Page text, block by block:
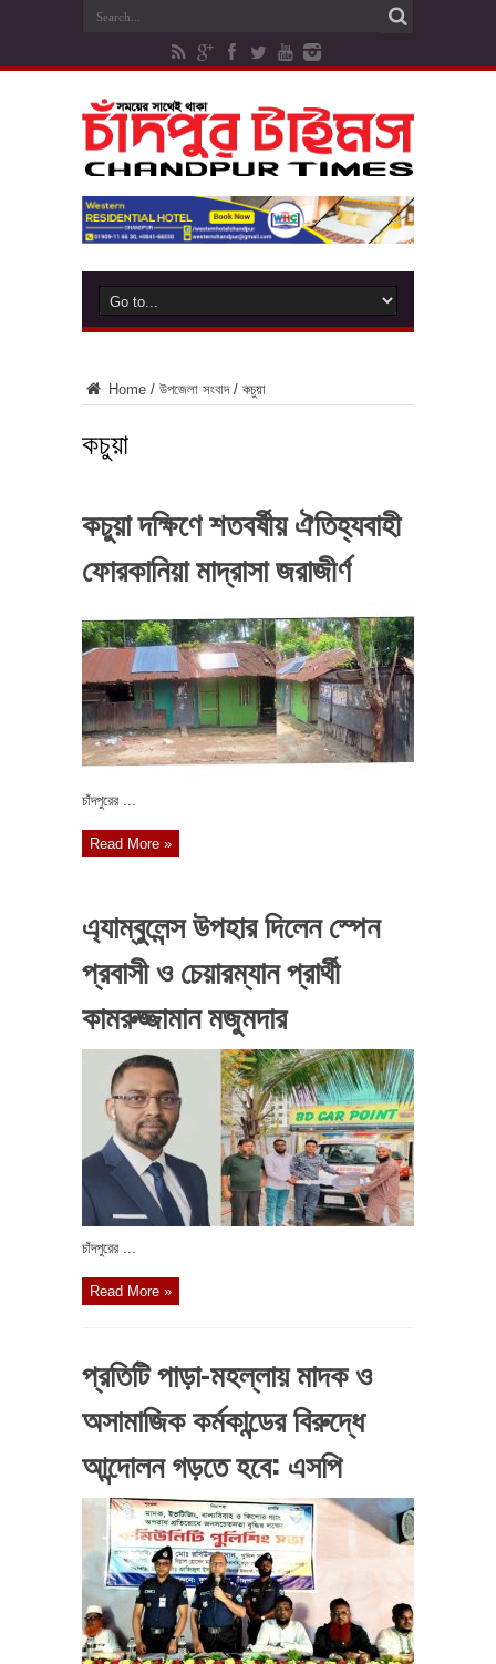
Home / উপজেলা সংবাদ / কচুয়া
কচুয়া
কচুয়া দক্ষিণে শতবর্ষীয় ঐতিহ্যবাহী
ফোরকানিয়া মাদ্রাসা জরাজীর্ণ
চাঁদপুরের ...
Read More »
এ্যাম্বুলেন্স উপহার দিলেন স্পেন
প্রবাসী ও চেয়ারম্যান প্রার্থী
কামরুজ্জামান মজুমদার
চাঁদপুরের ...
Read More »
প্রতিটি পাড়া-মহল্লায় মাদক ও
অসামাজিক কর্মকান্ডের বিরুদ্ধে
আন্দোলন গড়তে হবে: এসপি